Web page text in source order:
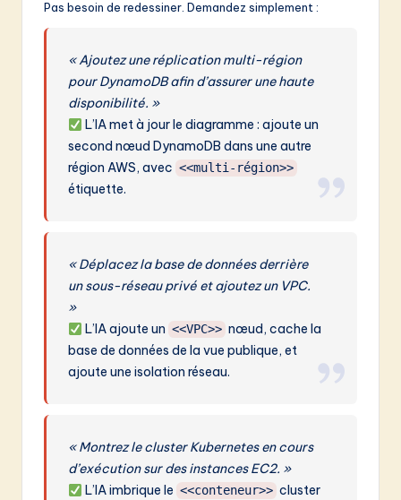
Pas besoin de redessiner. Demandez simplement :
« Ajoutez une réplication multi-région
pour DynamoDB afin d’assurer une haute
disponibilité. »
L’IA met à jour le diagramme : ajoute un
second nœud DynamoDB dans une autre
région AWS, avec <<multi-région>>
étiquette.
« Déplacez la base de données derrière
un sous-réseau privé et ajoutez un VPC.
»
L’IA ajoute un <<VPC>> nœud, cache la
base de données de la vue publique, et
ajoute une isolation réseau.
« Montrez le cluster Kubernetes en cours
d’exécution sur des instances EC2. »
L’IA imbrique le <<conteneur>> cluster